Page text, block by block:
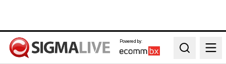
Powered by:
Search